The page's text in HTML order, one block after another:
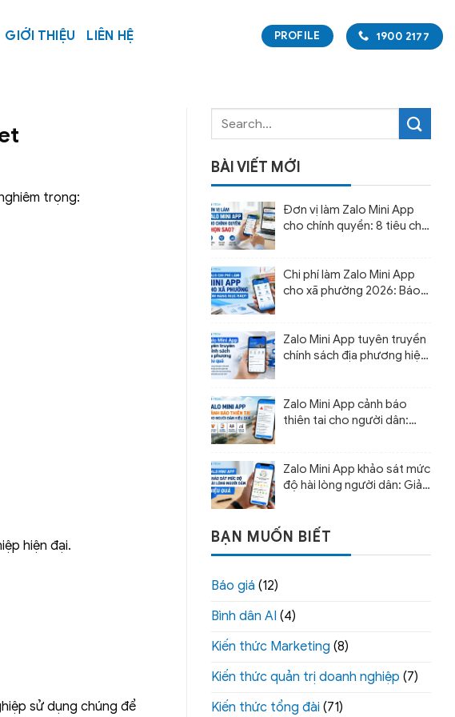
GIỚI THIỆU LIÊN HỆ PROFILE 1900 2177
trọng:
hiện đại.
sử dụng chúng để
BÀI VIẾT MỚI
Đơn vị làm Zalo Mini App
cho chính quyền: 8 tiêu chí
Chi phí làm Zalo Mini App
cho xã phường 2026: Báo
Zalo Mini App tuyên truyền
chính sách địa phương hiệu
Zalo Mini App cảnh báo
thiên tai cho người dân:
Zalo Mini App khảo sát mức
độ hài lòng người dân: Giải
BẠN MUỐN BIẾT
Báo giá (12)
Bình dân AI (4)
Kiến thức Marketing (8)
Kiến thức quản trị doanh nghiệp (7)
Kiến thức tổng đài (71)